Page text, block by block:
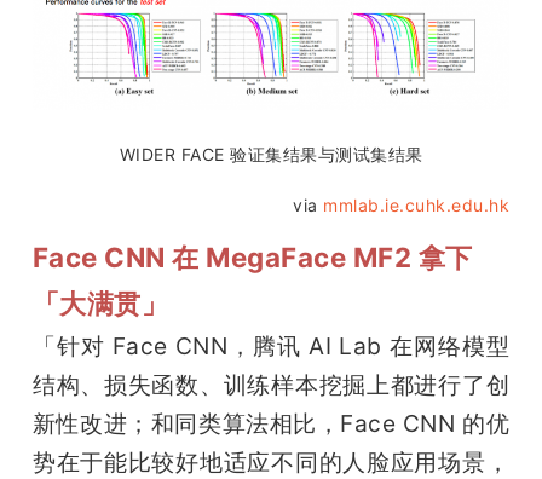
WIDER FACE 验证集结果与测试集结果
via mmlab.ie.cuhk.edu.hk
Face CNN 在 MegaFace MF2 拿下
「大满贯」
「针对 Face CNN，腾讯 AI Lab 在网络模型
结构、损失函数、训练样本挖掘上都进行了创
新性改进；和同类算法相比，Face CNN 的优
势在于能比较好地适应不同的人脸应用场景，